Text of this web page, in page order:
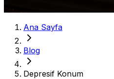
Ana Sayfa
Blog
Depresif Konum